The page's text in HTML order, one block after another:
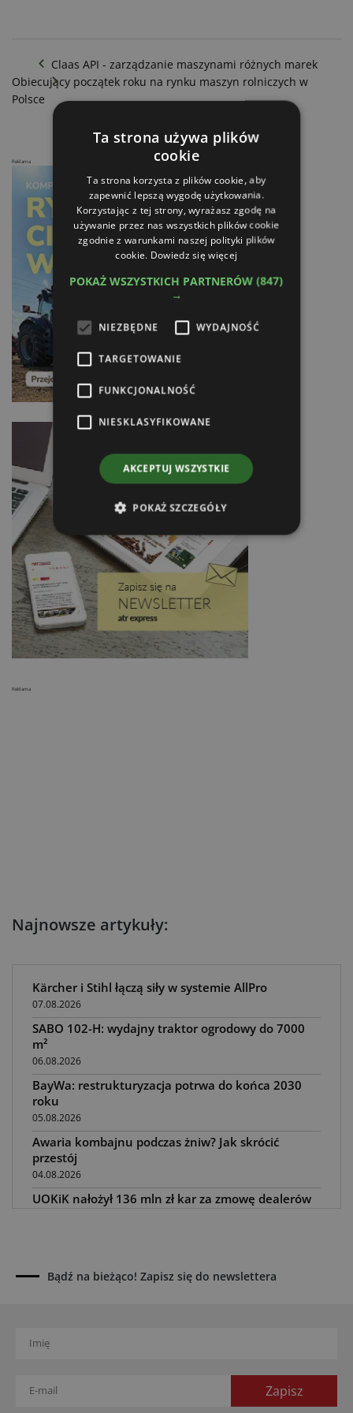
Claas API - zarządzanie maszynami różnych marek
Obiecujący początek roku na rynku maszyn rolniczych w
Polsce
Reklama
Najnowsze artykuły:
Kärcher i Stihl łączą siły w systemie AllPro
07.08.2026
SABO 102-H: wydajny traktor ogrodowy do 7000
m²
06.08.2026
BayWa: restrukturyzacja potrwa do końca 2030
roku
05.08.2026
Awaria kombajnu podczas żniw? Jak skrócić
przestój
04.08.2026
UOKiK nałożył 136 mln zł kar za zmowę dealerów
Kverneland Tersus 4000: trzy nowe kosiarki
bijakowe
02.08.2026
01.08.2026
Elektryczne maszyny terenowe: 3 kluczowe trendy
Reklama
Bądź na bieżąco! Zapisz się do newslettera
Ta strona używa plików
cookie
Ta strona korzysta z plików cookie, aby
zapewnić lepszą wygodę użytkowania.
Korzystając z tej strony, wyrażasz zgodę na
używanie przez nas wszystkich plików cookie
zgodnie z warunkami naszej polityki plików
cookie. Dowiedz się więcej
POKAŻ WSZYSTKICH PARTNERÓW(847)
→
NIEZBĘDNE WYDAJNOŚĆ
TARGETOWANIE
FUNKCJONALNOŚĆ
NIESKLASYFIKOWANE
AKCEPTUJ WSZYSTKIE
POKAŻ SZCZEGÓŁY